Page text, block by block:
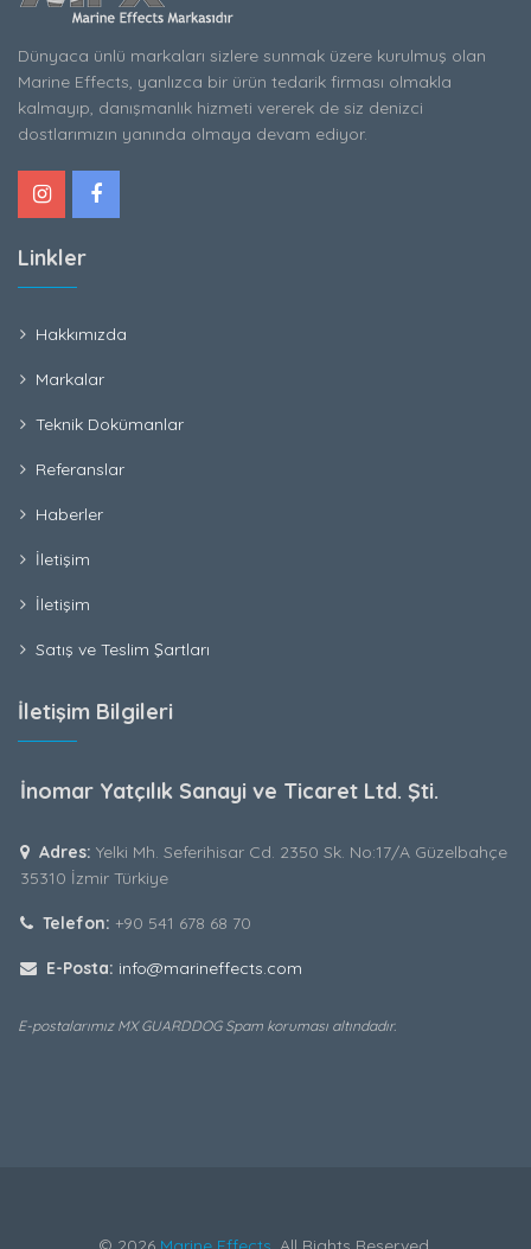
Dünyaca ünlü markaları sizlere sunmak üzere kurulmuş olan
Marine Effects, yanlızca bir ürün tedarik firması olmakla
kalmayıp, danışmanlık hizmeti vererek de siz denizci
dostlarımızın yanında olmaya devam ediyor.
Linkler
Hakkımızda
Markalar
Teknik Dokümanlar
Referanslar
Haberler
İletişim
İletişim
Satış ve Teslim Şartları
İletişim Bilgileri
İnomar Yatçılık Sanayi ve Ticaret Ltd. Şti.
Adres: Yelki Mh. Seferihisar Cd. 2350 Sk. No:17/A Güzelbahçe
35310 İzmir Türkiye
Telefon: +90 541 678 68 70
E-Posta: info@marineffects.com
E-postalarımız MX GUARDDOG Spam koruması altındadır.